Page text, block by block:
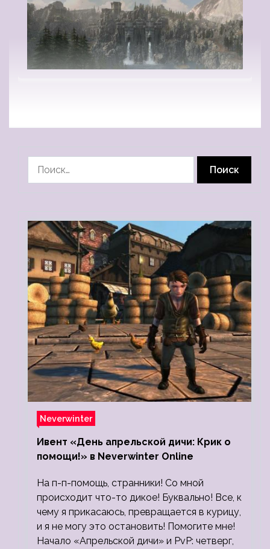
Neverwinter
Ивент «День апрельской дичи: Крик о
помощи!» в Neverwinter Online
На п-п-помощь, странники! Со мной
происходит что-то дикое! Буквально! Все, к
чему я прикасаюсь, превращается в курицу,
и я не могу это остановить! Помогите мне!
Начало «Апрельской дичи» и PvP: четверг,